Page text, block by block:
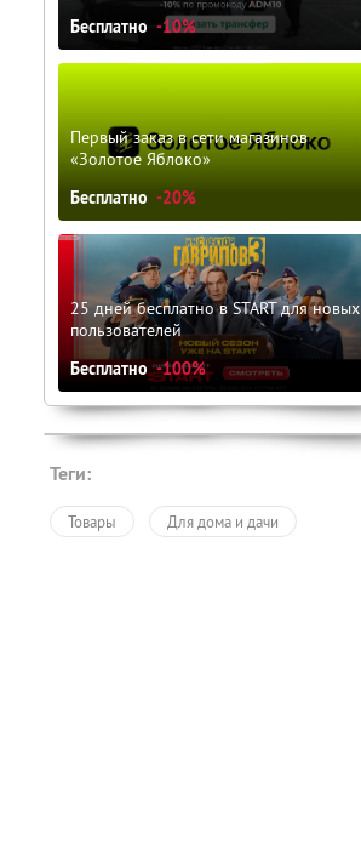
Бесплатно -10%
Первый заказ в сети магазинов
«Золотое Яблоко»
Бесплатно -20%
25 дней бесплатно в START для новых
пользователей
Бесплатно -100%
Теги:
Товары Для дома и дачи